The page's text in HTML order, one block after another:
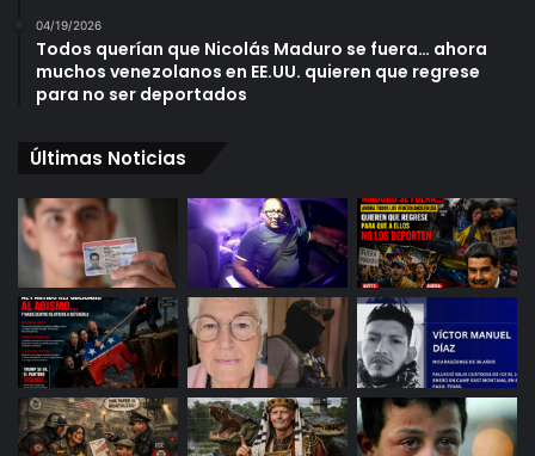
04/19/2026
Todos querían que Nicolás Maduro se fuera… ahora
muchos venezolanos en EE.UU. quieren que regrese
para no ser deportados
Últimas Noticias